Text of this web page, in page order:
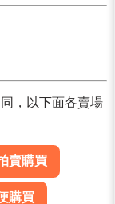
，以下面各賣場
賣購買
購買